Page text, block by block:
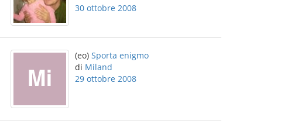
30 ottobre 2008
(eo) Sporta enigmo
di Miland
29 ottobre 2008